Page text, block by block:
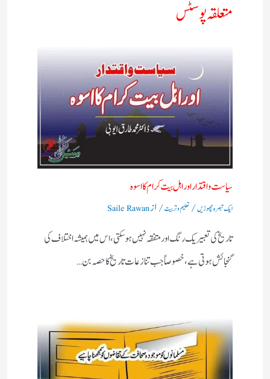
متعلقہ پوسٹس
سیاست واقتدار اور اہل بیت کرام کا اسوہ
ایک تبصرہ چھوڑیں/ تعلیم و تربیت/ ازSaile Rawan
تاریخ کی تعبیر یک رنگ اور متفقہ نہیں ہو سکتی، اس میں ہمیشہ اختلاف کی
گنجائش ہوتی ہے، خصوصاً‌ جب تنازعات تاریخ کا حصہ بن…